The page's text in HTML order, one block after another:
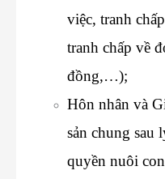
việc, tranh
tranh chấp về
đồng,…);
Hôn nhân và
sản chung sau
quyền nuôi